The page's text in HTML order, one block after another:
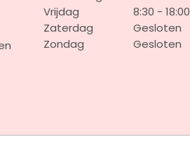
Vrijdag
Zaterdag
Zondag
8:30 - 18:00
Gesloten
Gesloten